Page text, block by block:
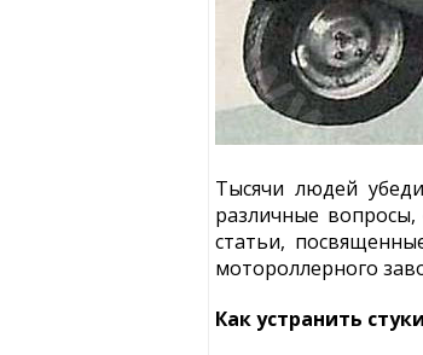
Тысячи людей
различные
статьи,
мотороллерного
Как устранить